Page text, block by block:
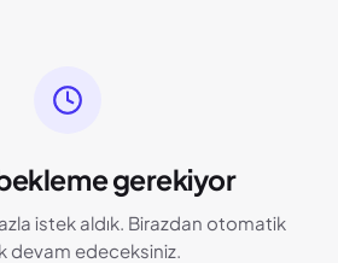
bekleme gerekiyor
istek aldık. Birazdan otomatik
devam edeceksiniz.